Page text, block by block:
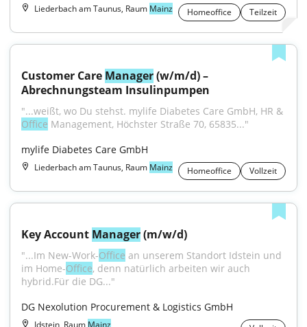
Liederbach am Taunus, Raum Mainz Homeoffice Teilzeit
Customer Care Manager (w/m/d) –
Abrechnungsteam Insulinpumpen
Office Management, Höchster Straße 70, 65835..."
mylife Diabetes Care GmbH
Liederbach am Taunus, Raum Mainz Homeoffice Vollzeit
Key Account Manager (m/w/d)
"...Im New-Work-Office an unserem Standort Idstein und
im Home-Office, denn natürlich arbeiten wir auch
hybrid.Für die DG..."
DG Nexolution Procurement & Logistics GmbH
Idstein, Raum Mainz